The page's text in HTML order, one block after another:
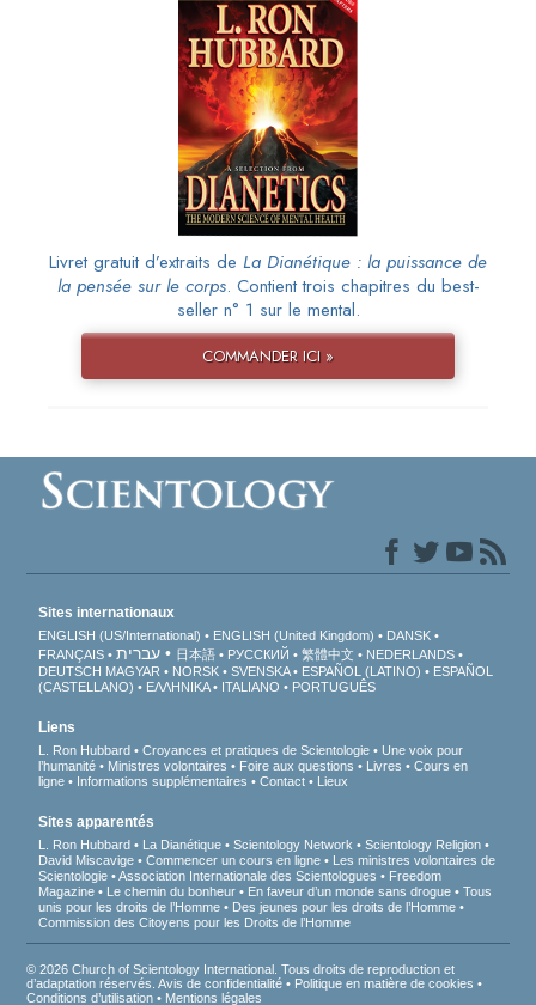
Livret gratuit d’extraits de La Dianétique : la puissance de
la pensée sur le corps. Contient trois chapitres du best-
seller n° 1 sur le mental.
COMMANDER ICI »
Sites internationaux
ENGLISH (US/International) ENGLISH (United Kingdom)
DANSK
FRANÇAIS
עברית 日本語 РУССКИЙ 繁體中文
NEDERLANDS
DEUTSCH MAGYAR NORSK SVENSKA ESPAÑOL (LATINO)
ESPAÑOL
(CASTELLANO)
ΕΛΛΗΝΙΚA ITALIANO PORTUGUÊS
Liens
L. Ron Hubbard Croyances et pratiques de Scientologie
Une voix pour
l’humanité
Ministres volontaires Foire aux questions Livres
Cours en
ligne
Informations supplémentaires Contact Lieux
Sites apparentés
L. Ron Hubbard La Dianétique Scientology Network
Scientology Religion
David Miscavige
Commencer un cours en ligne
Les ministres volontaires de
Scientologie
Association Internationale des Scientologues
Freedom
Magazine
Le chemin du bonheur En faveur d’un monde sans drogue
Tous
unis pour les droits de l’Homme
Des jeunes pour les droits de l’Homme
Commission des Citoyens pour les Droits de l’Homme
© 2026 Church of Scientology International. Tous droits de reproduction et
d’adaptation réservés.Avis de confidentialité • Politique en matière de cookies •
Conditions d’utilisation • Mentions légales